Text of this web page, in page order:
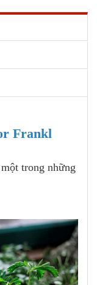
Frankl
trong những